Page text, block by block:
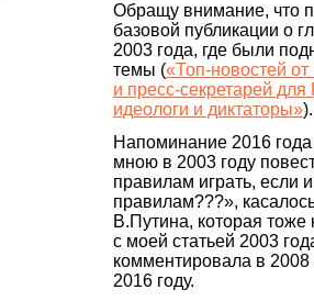
Обращу внимание, что
базовой публикации о
2003 года, где были
темы («Топ-новостей от
и пресс-секретарей
идеологи и диктаторы»).
Напоминание 2016
мною в 2003 году
правилам играть, если
правилам???»,
В.Путина, которая тоже
с моей статьей 2003
комментировала в 2008
2016 году.